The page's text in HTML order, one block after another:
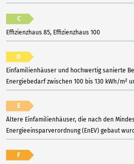
C
Effizienzhaus 85, Effizienzhaus 100
D
Einfamilienhäuser und hochwertig sanierte
Energiebedarf zwischen 100 bis 130 kWh/m²
E
Ältere Einfamilienhäuser, die nach den
Energieeinsparverordnung (EnEV) gebaut
F